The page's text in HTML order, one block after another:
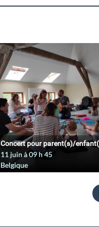
Concert pour parent(s)/
11 juin à 09h 45
Belgique